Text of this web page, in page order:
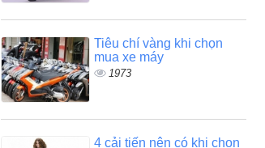
Tiêu chí vàng khi chọn
mua xe máy
1973
4 cải tiến nên có khi chọn